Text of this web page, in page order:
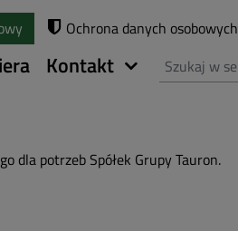
Ochrona danych osobowych
Kontakt Szukaj
dla potrzeb Spółek Grupy Tauron.